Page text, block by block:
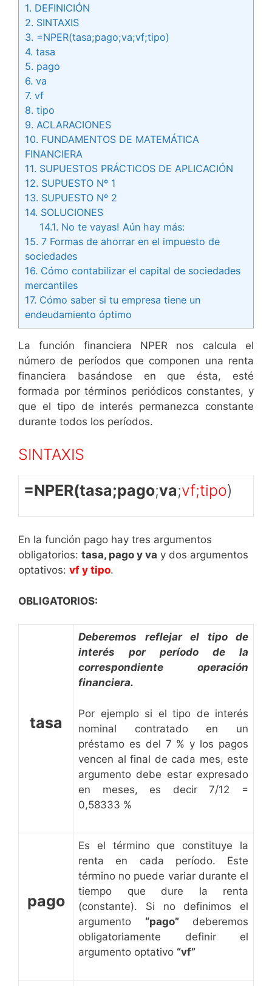
1. DEFINICIÓN
2. SINTAXIS
3. =NPER(tasa;pago;va;vf;tipo)
4. tasa
5. pago
6. va
7. vf
8. tipo
9. ACLARACIONES
10. FUNDAMENTOS DE MATEMÁTICA
FINANCIERA
11. SUPUESTOS PRÁCTICOS DE APLICACIÓN
12. SUPUESTO Nº 1
13. SUPUESTO Nº 2
14. SOLUCIONES
14.1. No te vayas! Aún hay más:
15. 7 Formas de ahorrar en el impuesto de
sociedades
16. Cómo contabilizar el capital de sociedades
mercantiles
17. Cómo saber si tu empresa tiene un
endeudamiento óptimo
La función financiera NPER nos calcula el
número de períodos que componen una renta
financiera basándose en que ésta, esté
formada por términos periódicos constantes, y
que el tipo de interés permanezca constante
durante todos los períodos.
SINTAXIS
=NPER(tasa;pago;va;vf;tipo)
En la función pago hay tres argumentos
obligatorios: tasa, pago y va y dos argumentos
optativos: vf y tipo.
OBLIGATORIOS:
tasa
Deberemos reflejar el tipo de
interés por período de la
correspondiente operación
financiera.
Por ejemplo si el tipo de interés
nominal contratado en un
préstamo es del 7 % y los pagos
vencen al final de cada mes, este
argumento debe estar expresado
en meses, es decir 7/12 =
0,58333 %
pago
Es el término que constituye la
renta en cada período. Este
término no puede variar durante el
tiempo que dure la renta
(constante). Si no definimos el
argumento “pago”deberemos
obligatoriamente definir el
argumento optativo “vf”